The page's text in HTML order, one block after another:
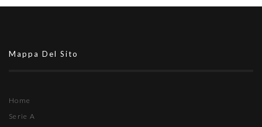
Mappa Del Sito
Home
Serie A